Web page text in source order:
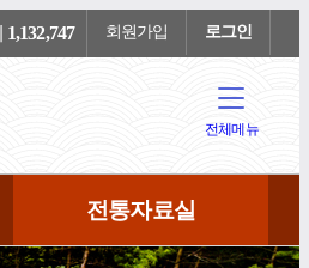
1,132,747 회원가입 로그인
전체메뉴
전통자료실